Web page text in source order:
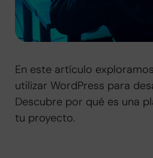
En este artículo
utilizar WordPress para
Descubre por qué es una
tu proyecto.